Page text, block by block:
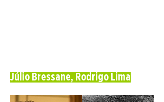
Júlio Bressane, Rodrigo Lima